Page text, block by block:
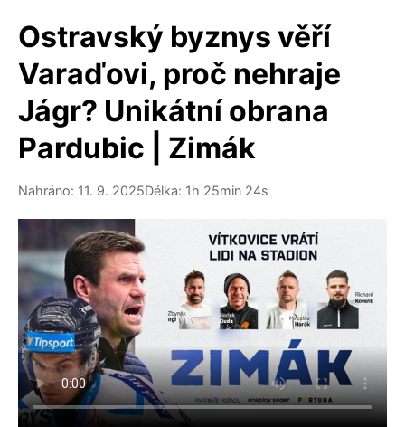
Ostravský byznys věří
Varaďovi, proč nehraje
Jágr? Unikátní obrana
Pardubic | Zimák
Nahráno: 11. 9. 2025Délka: 1h 25min 24s